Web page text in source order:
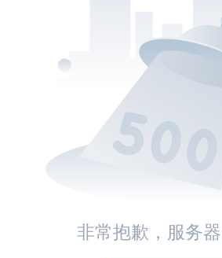
非常抱歉，服务